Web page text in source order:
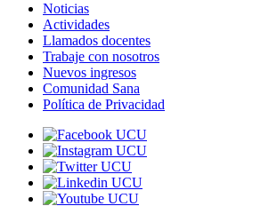
Noticias
Actividades
Llamados docentes
Trabaje con nosotros
Nuevos ingresos
Comunidad Sana
Política de Privacidad